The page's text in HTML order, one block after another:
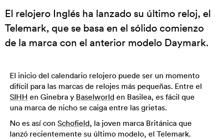
El relojero Inglés ha lanzado su último reloj, el
Telemark, que se basa en el sólido comienzo
de la marca con el anterior modelo Daymark.
El inicio del calendario relojero puede ser un momento
difícil para las marcas de relojes más pequeñas. Entre el
SIHH en Ginebra y Baselworld en Basilea, es fácil que
una marca de nicho se caiga entre las grietas.
No es así con Schofield, la joven marca Británica que
lanzó recientemente su último modelo, el Telemark.